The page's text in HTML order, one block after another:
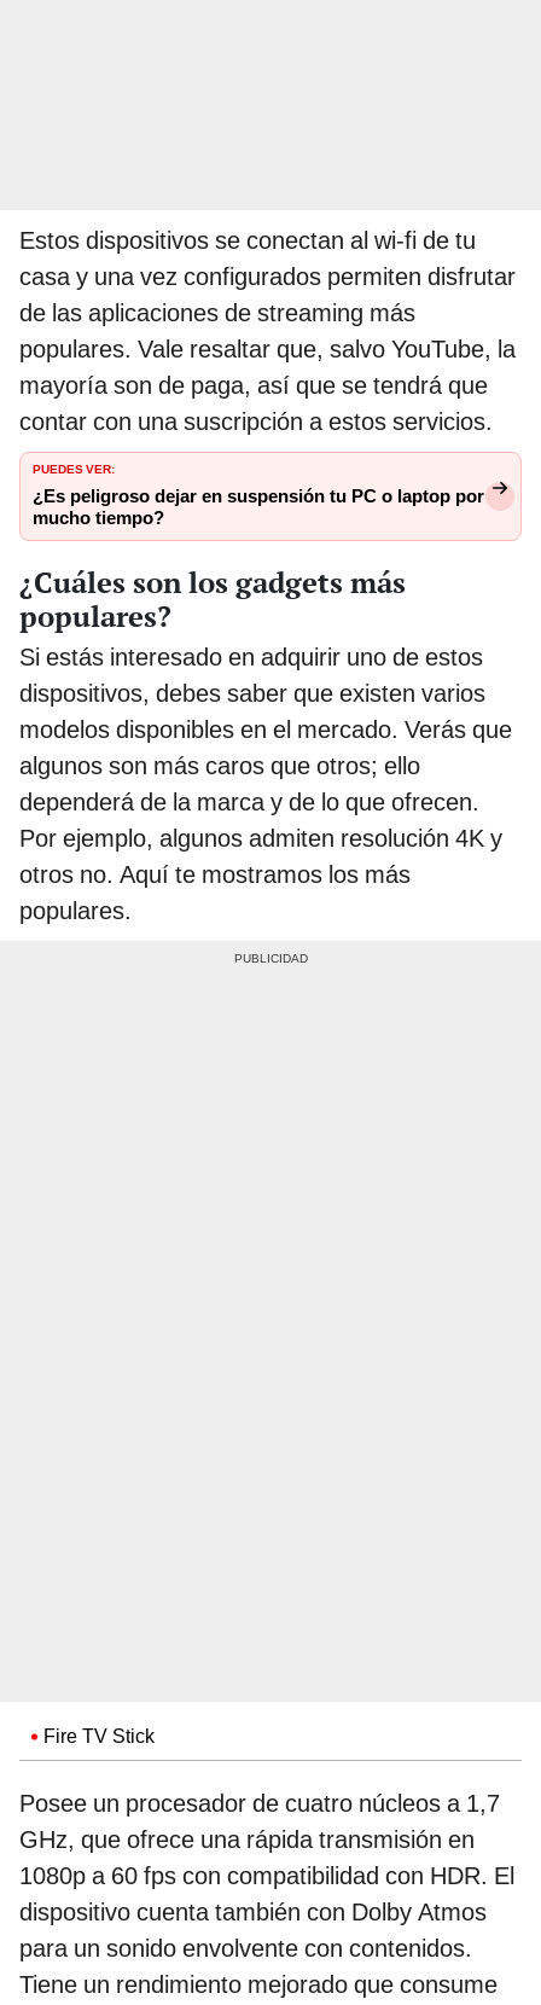
Estos dispositivos se conectan al wi-fi de tu
casa y una vez configurados permiten disfrutar
de las aplicaciones de streaming más
populares. Vale resaltar que, salvo YouTube, la
mayoría son de paga, así que se tendrá que
contar con una suscripción a estos servicios.
PUEDES VER:
¿Es peligroso dejar en suspensión tu PC o laptop por
mucho tiempo?
¿Cuáles son los gadgets más
populares?
Si estás interesado en adquirir uno de estos
dispositivos, debes saber que existen varios
modelos disponibles en el mercado. Verás que
algunos son más caros que otros; ello
dependerá de la marca y de lo que ofrecen.
Por ejemplo, algunos admiten resolución 4K y
otros no. Aquí te mostramos los más
populares.
Fire TV Stick
Posee un procesador de cuatro núcleos a 1,7
GHz, que ofrece una rápida transmisión en
1080p a 60 fps con compatibilidad con HDR. El
dispositivo cuenta también con Dolby Atmos
para un sonido envolvente con contenidos.
Tiene un rendimiento mejorado que consume